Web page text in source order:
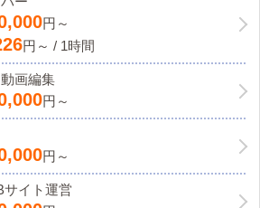
円～
円～ / 1時間
画編集
円～
円～
サイト運営